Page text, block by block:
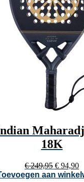
18K
€249,95
prijs
€ 94,90
aan